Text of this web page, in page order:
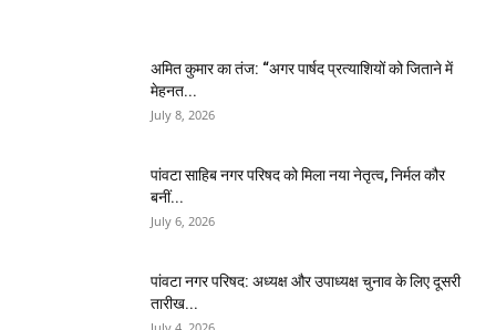
अमित कुमार का तंज: “अगर पार्षद प्रत्याशियों को जिताने में
मेहनत...
July 8, 2026
पांवटा साहिब नगर परिषद को मिला नया नेतृत्व, निर्मल कौर
बनीं...
July 6, 2026
पांवटा नगर परिषद: अध्यक्ष और उपाध्यक्ष चुनाव के लिए दूसरी
तारीख...